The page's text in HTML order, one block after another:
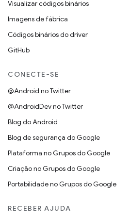
Visualizar códigos binários
Imagens de fábrica
Códigos binários do driver
GitHub
CONECTE-SE
@Android no Twitter
@AndroidDev no Twitter
Blog do Android
Blog de segurança do Google
Plataforma no Grupos do Google
Criação no Grupos do Google
Portabilidade no Grupos do Google
RECEBER AJUDA